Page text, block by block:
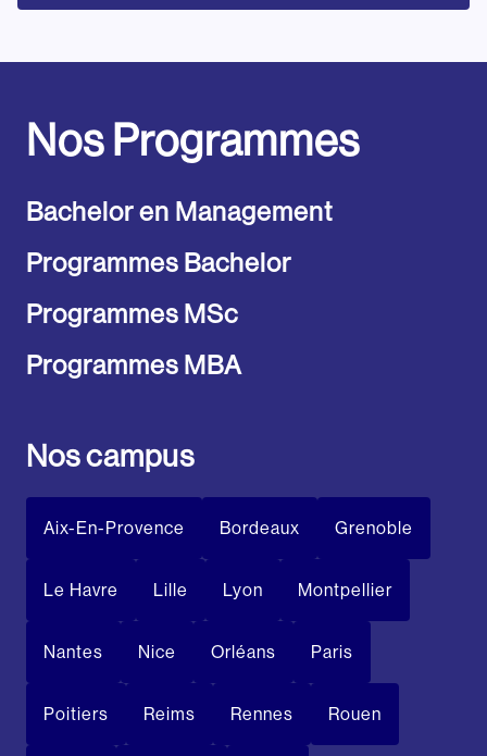
Nos Programmes
Bachelor en Management
Programmes Bachelor
Programmes MSc
Programmes MBA
Nos campus
Aix-En-Provence Bordeaux Grenoble
Le Havre Lille Lyon Montpellier
Nantes Nice Orléans Paris
Poitiers Reims Rennes Rouen